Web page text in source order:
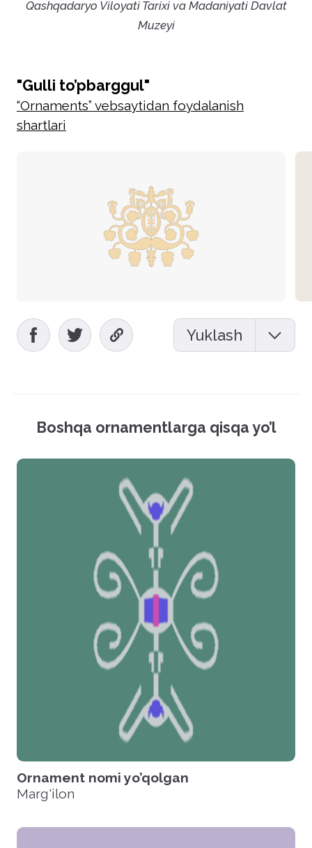
Qashqadaryo Viloyati Tarixi va Madaniyati Davlat
Muzeyi
"Gulli to’pbarggul"
“Ornaments” vebsaytidan foydalanish
shartlari
Yuklash
Rasmlar (PNG)
Hamma fayllarni yuklash
Boshqa ornamentlarga qisqa yo’l
Ornament nomi yo’qolgan
Marg'ilon